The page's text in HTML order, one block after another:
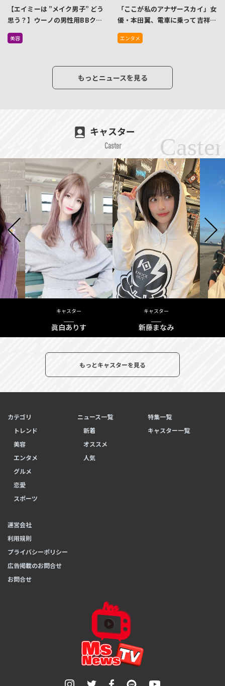
【エイミーは ”メイク男子” どう
思う？】ウーノの男性用BBクリ
ーム 『フェイスカラークリエイ
ター』シリーズが累計出荷個数
美容
「ここが私のアナザースカイ」女
優・本田翼、電車に乗って吉祥寺
を堂々とぶらぶらする姿にファン
がざわつく
エンタメ
もっとニュースを見る
キャスター
Caster
もっとキャスターを見る
カテゴリ
トレンド
美容
エンタメ
グルメ
恋愛
スポーツ
ニュース一覧
新着
オススメ
人気
特集一覧
キャスター一覧
運営会社
利用規則
プライバシーポリシー
広告掲載のお問合せ
お問合せ